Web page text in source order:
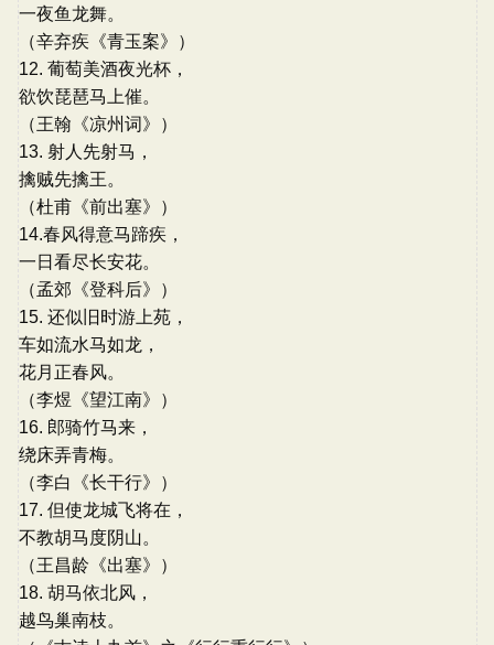
一夜鱼龙舞。
（辛弃疾《青玉案》）
12. 葡萄美酒夜光杯，
欲饮琵琶马上催。
（王翰《凉州词》）
13. 射人先射马，
擒贼先擒王。
（杜甫《前出塞》）
14.春风得意马蹄疾，
一日看尽长安花。
（孟郊《登科后》）
15. 还似旧时游上苑，
车如流水马如龙，
花月正春风。
（李煜《望江南》）
16. 郎骑竹马来，
绕床弄青梅。
（李白《长干行》）
17. 但使龙城飞将在，
不教胡马度阴山。
（王昌龄《出塞》）
18. 胡马依北风，
越鸟巢南枝。